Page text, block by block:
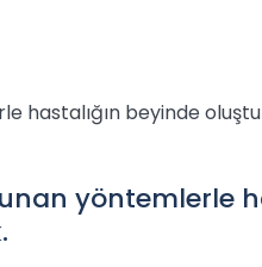
hastalığın beyinde
yöntemlerle